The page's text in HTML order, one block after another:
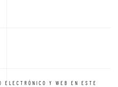
ELECTRÓNICO Y WEB EN ESTE